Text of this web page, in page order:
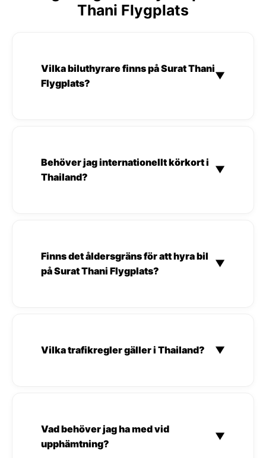
Thani Flygplats
Vilka biluthyrare finns på Surat Thani
Flygplats?
▼
Behöver jag internationellt körkort i
Thailand?
▼
Finns det åldersgräns för att hyra bil
på Surat Thani Flygplats?
▼
Vilka trafikregler gäller i Thailand? ▼
Vad behöver jag ha med vid
upphämtning?
▼